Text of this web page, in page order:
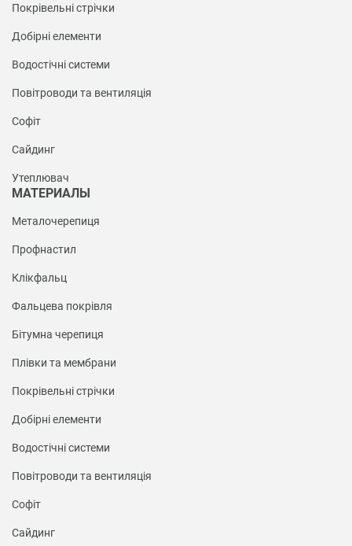
Покрівельні стрічки
Добірні елементи
Водостічні системи
Повітроводи та вентиляція
Софіт
Сайдинг
Утеплювач
МАТЕРИАЛЫ
Металочерепиця
Профнастил
Клікфальц
Фальцева покрівля
Бітумна черепиця
Плівки та мембрани
Покрівельні стрічки
Добірні елементи
Водостічні системи
Повітроводи та вентиляція
Софіт
Сайдинг